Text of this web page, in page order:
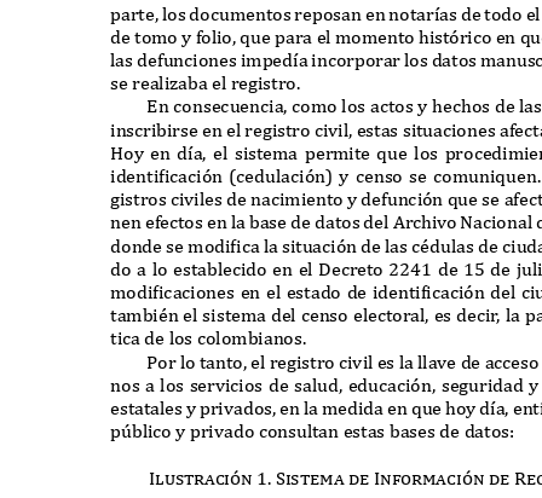
parte,los documentos reposan en notarías de todo
de tomo y folio, que para el momento histórico en q
las defunciones impedía incorporar los datos
se realizaba el registro.
En consecuencia,como los actos y hechos de
inscribirse en el registro civil, estas situaciones af
Hoy en día,el sistema permiteque los
identificación (cedulación)y censo se comuniquen
gistros civiles de nacimiento y defunción que se af
nen efectos en la base de datos del Archivo Nacional
donde se modifica la situación de las cédulas de
do a lo establecido en el Decreto 2241 de 15de
modificaciones en el estado de identificación del
también el sistema del censo electoral, es decir, la
tica de los colombianos.
Por lo tanto,el registro civil es la llave de
nos a los servicios de salud, educación, seguridad
estatales y privados,en la medida en que hoy día,
público y privado consultan estas bases de datos:
Ilustración 1. Sistema de Información de